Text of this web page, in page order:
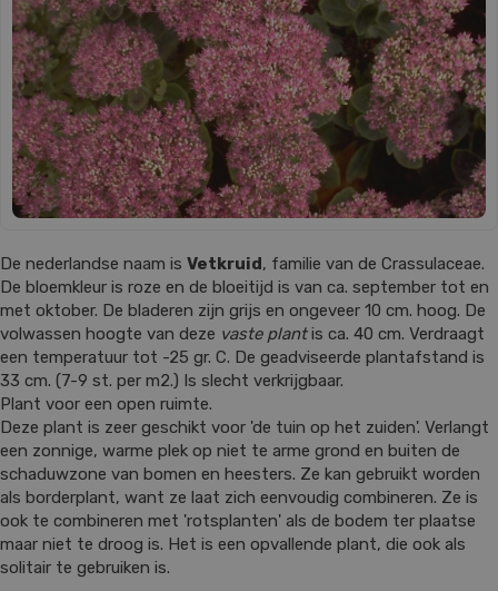
De nederlandse naam is Vetkruid, familie van de Crassulaceae.
De bloemkleur is roze en de bloeitijd is van ca. september tot en
met oktober. De bladeren zijn grijs en ongeveer 10 cm. hoog. De
volwassen hoogte van deze vaste plantis ca. 40 cm. Verdraagt
een temperatuur tot -25 gr. C. De geadviseerde plantafstand is
33 cm. (7-9 st. per m2.) Is slecht verkrijgbaar.
Plant voor een open ruimte.
Deze plant is zeer geschikt voor 'de tuin op het zuiden'. Verlangt
een zonnige, warme plek op niet te arme grond en buiten de
schaduwzone van bomen en heesters. Ze kan gebruikt worden
als borderplant, want ze laat zich eenvoudig combineren. Ze is
ook te combineren met 'rotsplanten' als de bodem ter plaatse
maar niet te droog is. Het is een opvallende plant, die ook als
solitair te gebruiken is.